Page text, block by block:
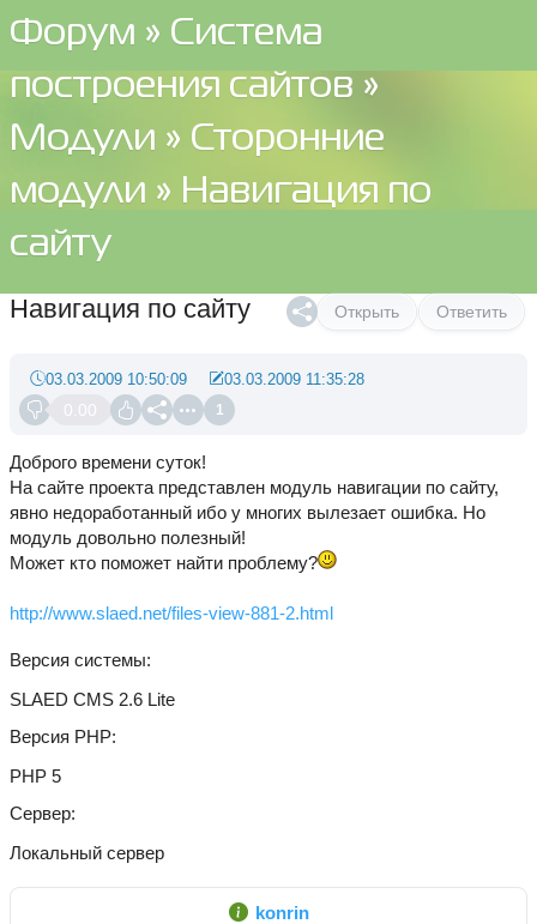
Форум » Система
построения сайтов »
Модули » Сторонние
модули » Навигация по
сайту
Открыть Ответить
Навигация по сайту
0.00 1
03.03.2009 10:50:09 03.03.2009 11:35:28
Доброго времени суток!
На сайте проекта представлен модуль навигации по сайту,
явно недоработанный ибо у многих вылезает ошибка. Но
модуль довольно полезный!
Может кто поможет найти проблему?
http://www.slaed.net/files-view-881-2.html
Версия системы
SLAED CMS 2.6 Lite
Версия PHP
PHP 5
Сервер
Локальный сервер
konrin